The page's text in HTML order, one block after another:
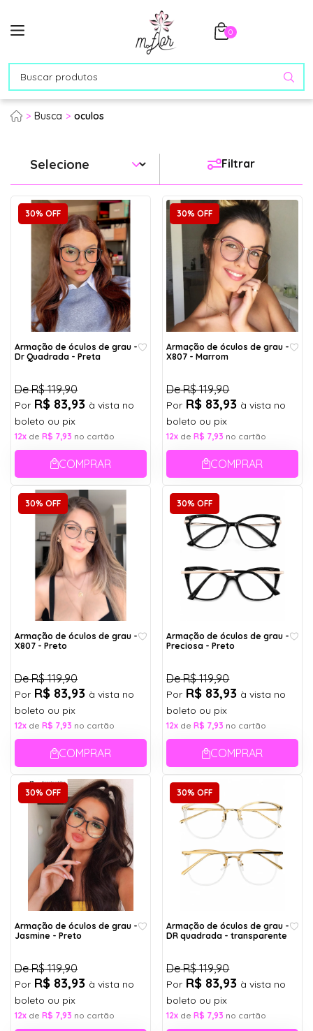
0
Busca oculos
Filtrar
30% OFF
Armação de óculos de grau -
Dr Quadrada - Preta
DeR$ 119,90
Por R$ 83,93 à vista no
boleto ou pix
12x de R$ 7,93 no cartão
COMPRAR
30% OFF
Armação de óculos de grau -
X807 - Marrom
DeR$ 119,90
Por R$ 83,93 à vista no
boleto ou pix
12x deR$ 7,93 no cartão
COMPRAR
30% OFF
Armação de óculos de grau -
X807 - Preto
DeR$ 119,90
Por R$ 83,93 à vista no
boleto ou pix
12x de R$ 7,93 no cartão
COMPRAR
30% OFF
Armação de óculos de grau -
Preciosa - Preto
DeR$ 119,90
Por R$ 83,93 à vista no
boleto ou pix
12x deR$ 7,93 no cartão
COMPRAR
30% OFF
Armação de óculos de grau -
Jasmine - Preto
DeR$ 119,90
Por R$ 83,93 à vista no
boleto ou pix
12x de R$ 7,93 no cartão
30% OFF
Armação de óculos de grau -
DR quadrada - transparente
DeR$ 119,90
Por R$ 83,93 à vista no
boleto ou pix
12x deR$ 7,93 no cartão